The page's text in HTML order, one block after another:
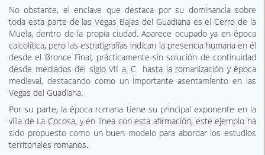
No obstante, el enclave que destaca por su dominancia sobre
toda esta parte de las Vegas Bajas del Guadiana es el Cerro de la
Muela, dentro de la propia ciudad. Aparece ocupado ya en época
calcolítica, pero las estratigrafías indican la presencia humana en él
desde el Bronce Final, prácticamente sin solución de continuidad
desde mediados del siglo VII a. C hasta la romanización y época
medieval, destacando como un importante asentamiento en las
Vegas del Guadiana.
Por su parte, la época romana tiene su principal exponente en la
villa de La Cocosa, y en línea con esta afirmación, este ejemplo ha
sido propuesto como un buen modelo para abordar los estudios
territoriales romanos.